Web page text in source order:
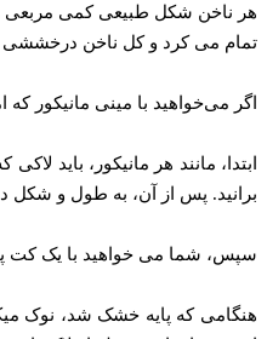
هر ناخن شکل طبیعی کمی مربعی و
تمام می کرد و کل ناخن درخششی
اگر می‌خواهید با مینی مانیکور
ابتدا، مانند هر مانیکور، باید
برانید. پس از آن، به طول و شکل
سپس، شما می خواهید با یک کت
هنگامی که پایه خشک شد، نوک